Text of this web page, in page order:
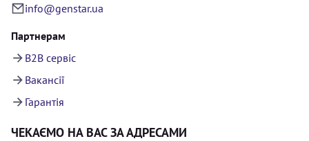
info@genstar.ua
Партнерам
B2B сервіс
Вакансії
Гарантія
ЧЕКАЄМО НА ВАС ЗА АДРЕСАМИ